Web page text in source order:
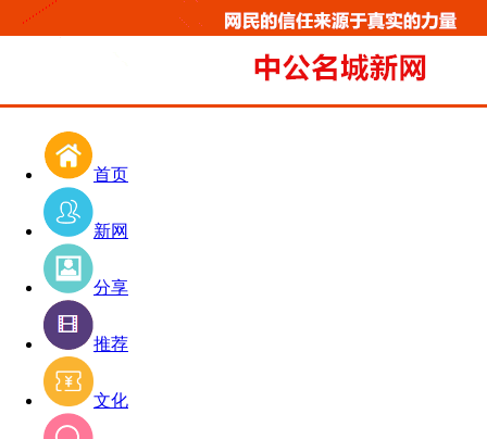
首页
新网
分享
推荐
文化